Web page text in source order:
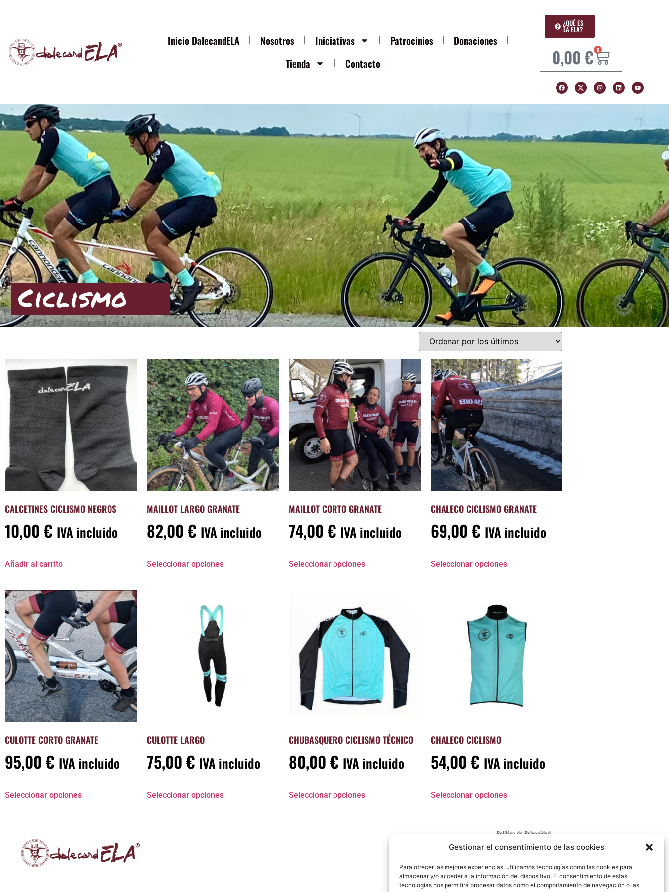
Gestionar el consentimiento de las cookies
Para ofrecer las mejores experiencias, utilizamos tecnologías como las cookies para
almacenar y/o acceder a la información del dispositivo. El consentimiento de estas
tecnologías nos permitirá procesar datos como el comportamiento de navegación o las
Inicio DalecandELA Nosotros Iniciativas Patrocinios
Donaciones
Tienda
Contacto
¿QUÉ ES
LA ELA?
0,00€ 0
Ciclismo
CALCETINES CICLISMO NEGROS
10,00€ IVA incluido
Añadir al carrito
MAILLOT LARGO GRANATE
82,00€ IVA incluido
Seleccionar opciones
MAILLOT CORTO GRANATE
74,00€ IVA incluido
Seleccionar opciones
CHALECO CICLISMO GRANATE
69,00€ IVA incluido
Seleccionar opciones
CULOTTE CORTO GRANATE
95,00€ IVA incluido
Seleccionar opciones
CULOTTE LARGO
75,00€ IVA incluido
Seleccionar opciones
CHUBASQUERO CICLISMO TÉCNICO
80,00€ IVA incluido
Seleccionar opciones
CHALECO CICLISMO
54,00€ IVA incluido
Seleccionar opciones
Política de Privacidad
Aviso Legal
Código ético